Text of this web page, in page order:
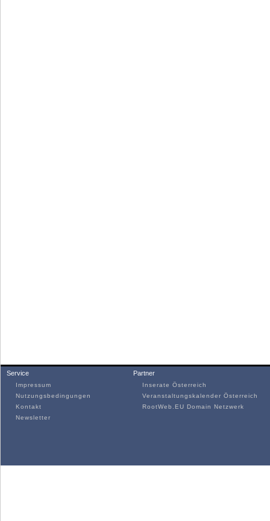
Service
Impressum
Nutzungsbedingungen
Kontakt
Newsletter
Partner
Inserate Österreich
Veranstaltungskalender Österreich
RootWeb.EU Domain Netzwerk